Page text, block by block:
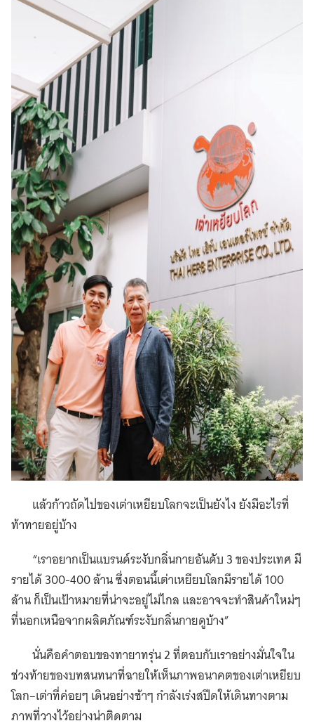
แล้วก้าวถัดไปของเต่าเหยียบโลกจะเป็นยังไง ยังมีอะไรที่
ท้าทายอยู่บ้าง
“เราอยากเป็นแบรนด์ระงับกลิ่นกายอันดับ 3 ของประเทศ มี
รายได้ 300-400 ล้าน ซึ่งตอนนี้เต่าเหยียบโลกมีรายได้ 100
ล้าน ก็เป็นเป้าหมายที่น่าจะอยู่ไม่ไกล และอาจจะทำสินค้าใหม่ๆ
ที่นอกเหนือจากผลิตภัณฑ์ระงับกลิ่นกายดูบ้าง”
นั่นคือคำตอบของทายาทรุ่น 2 ที่ตอบกับเราอย่างมั่นใจใน
ช่วงท้ายของบทสนทนาที่ฉายให้เห็นภาพอนาคตของเต่าเหยียบ
โลก–เต่าที่ค่อยๆ เดินอย่างช้าๆ กำลังเร่งสปีดให้เดินทางตาม
ภาพที่วางไว้อย่างน่าติดตาม